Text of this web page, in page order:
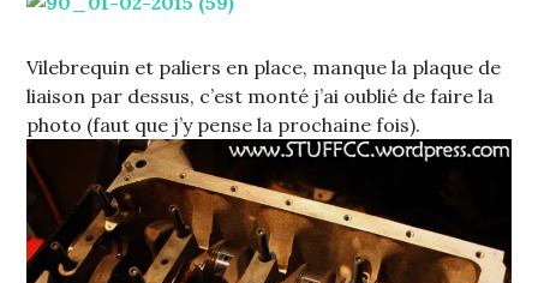
Vilebrequin et paliers en place, manque la plaque de
liaison par dessus, c’est monté j’ai oublié de faire la
photo (faut que j’y pense la prochaine fois).